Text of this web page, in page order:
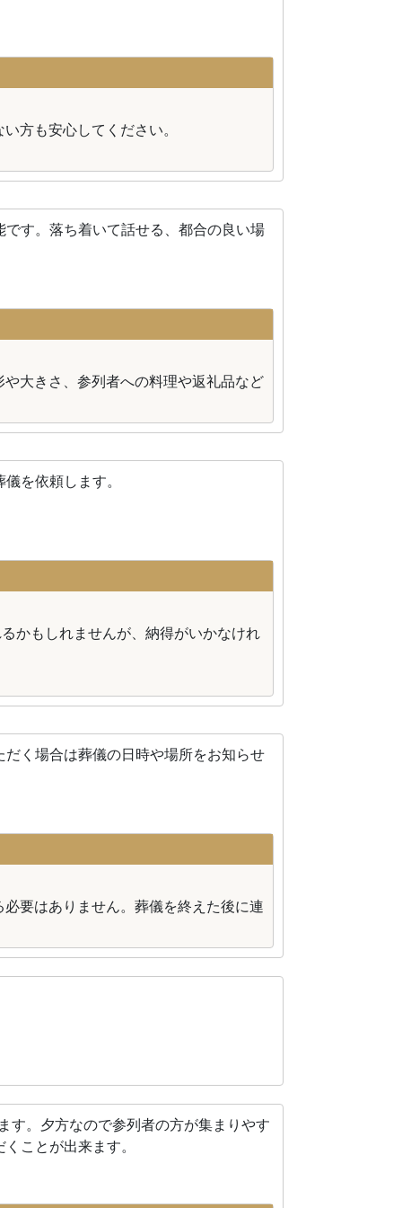
方も安心してください。
す。落ち着いて話せる、都合の良い場
大きさ、参列者への料理や返礼品など
を依頼します。
かもしれませんが、納得がいかなけれ
く場合は葬儀の日時や場所をお知らせ
要はありません。葬儀を終えた後に連
す。夕方なので参列者の方が集まりやす
ことが出来ます。